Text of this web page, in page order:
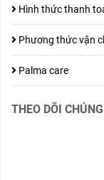
Hình thức thanh
Phương thức vận
Palma care
THEO DÕI CHÚNG